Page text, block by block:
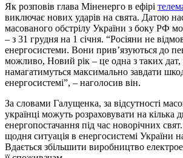
Як розповів глава Міненерго в ефірі
виключає нових ударів на свята. Датою
масованого обстрілу України з боку РФ
– з 31 грудня на 1 січня. “Росіяни не
енергосистеми. Вони прив’язуються до
можливо, Новий рік – це одна з таких
намагатимуться максимально завдати
енергосистемі”, – наголосив він.
За словами Галущенка, за відсутності
українці можуть розраховувати на кілька
енергопостачання під час новорічних
щодня ситуація в енергосистемі України
Вдається збільшити виробництво